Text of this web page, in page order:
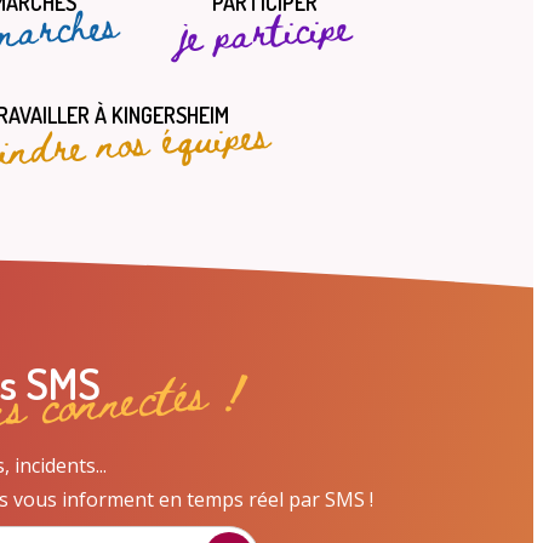
je participe
À KINGERSHEIM
nos équipes
SMS
connectés !
incidents...
vous informent en temps réel par SMS !